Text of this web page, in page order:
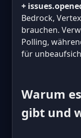
+
Bedrock,
brauchen.
Polling,
für
Warum
gibt und